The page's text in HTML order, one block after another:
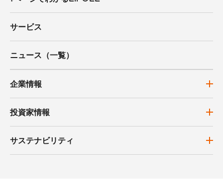
サービス
ニュース（一覧）
企業情報
投資家情報
サステナビリティ